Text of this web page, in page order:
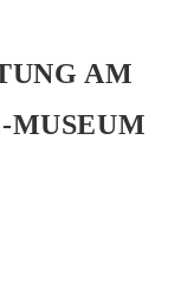
AM
MUSEUM